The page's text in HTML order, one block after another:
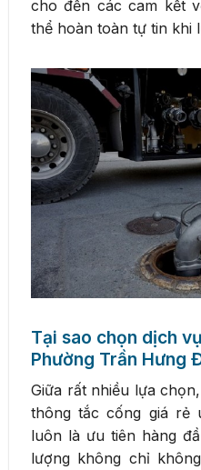
cho đến các cam kết
thể hoàn toàn tự tin khi
Tại sao chọn dịch
Phường Trần Hưng
Giữa rất nhiều lựa
thông tắc cống giá rẻ
luôn là ưu tiên hàng
lượng không chỉ